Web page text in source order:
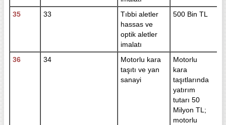
35 33
Tıbbi aletler
hassas ve
optik aletler
imalatı
500 Bin TL
36 34
Motorlu kara
taşıtı ve yan
sanayi
Motorlu
kara
taşıtlarında
yatırım
tutarı 50
Milyon TL;
motorlu